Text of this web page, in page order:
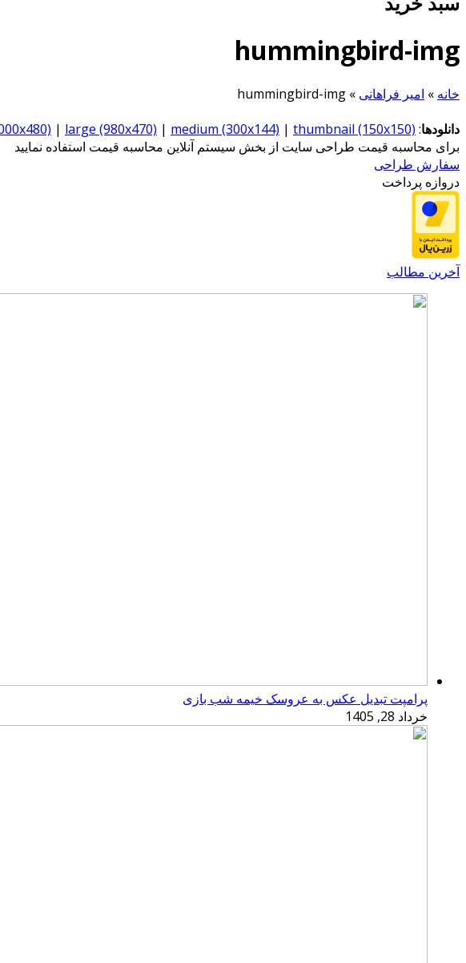
hummingbird-img
خانه » امیر فراهانی »
hummingbird-img
دانلودها:
| large (980x470) | medium (300x144) | thumbnail (150x150)
برای محاسبه قیمت طراحی سایت از بخش سیستم آنلاین محاسبه قیمت استفاده نمایید
سفارش طراحی
دروازه پرداخت
آخرین مطالب
پرامپت تبدیل عکس به عروسک خیمه شب بازی
خرداد 28, 1405